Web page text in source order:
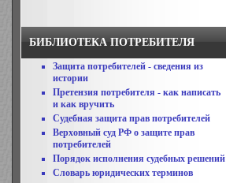
БИБЛИОТЕКА ПОТРЕБИТЕЛЯ
Защита потребителей - сведения из
истории
Претензия потребителя - как написать
и как вручить
Судебная защита прав потребителей
Верховный суд РФ о защите прав
потребителей
Порядок исполнения судебных решений
Словарь юридических терминов